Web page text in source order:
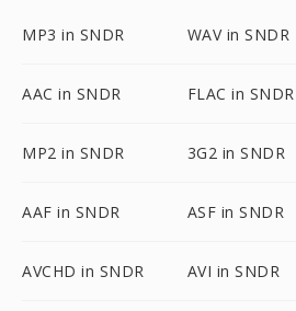
MP3 in SNDR WAV in SNDR
AAC in SNDR FLAC in SNDR
MP2 in SNDR 3G2 in SNDR
AAF in SNDR ASF in SNDR
AVCHD in SNDR AVI in SNDR